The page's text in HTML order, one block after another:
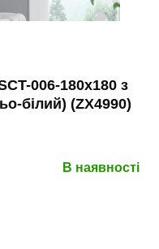
006-180x180 з
білий) (ZX4990)
В наявності